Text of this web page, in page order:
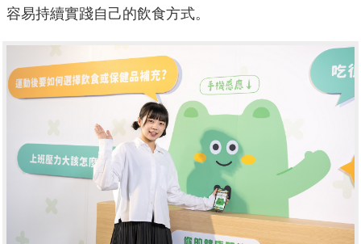
容易持續實踐自己的飲食方式。